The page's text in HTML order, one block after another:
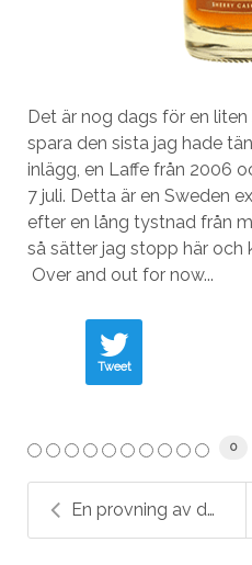
Det är nog dags för en
spara den sista jag hade
inlägg, en Laffe från 2006
7 juli. Detta är en Sweden
efter en lång tystnad från
så sätter jag stopp här och
Over and out for now...
Tweet
0
En provning av det lite ovanligare slaget - japans...